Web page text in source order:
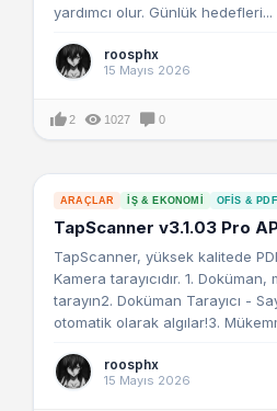
yardımcı olur. Günlük hedefleri...
roosphx
15 Mayıs 2026
2 1027 0
ARAÇLAR İŞ & EKONOMI OFIS &
TapScanner v3.1.03 Pro
TapScanner, yüksek kalitede
Kamera tarayıcıdır. 1.
tarayın2. Doküman Tarayıcı -
otomatik olarak algılar!3.
roosphx
15 Mayıs 2026